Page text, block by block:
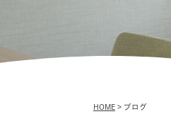
HOME > ブログ